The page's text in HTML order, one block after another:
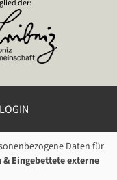
der:
LOGIN
Daten für
Eingebettete externe